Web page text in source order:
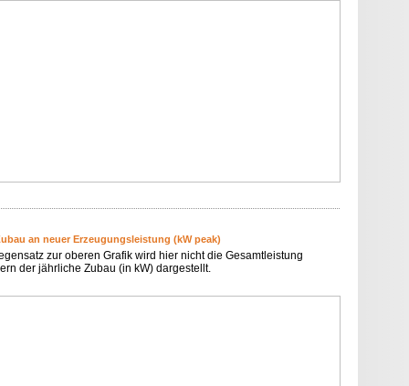
an neuer Erzeugungsleistung (kW peak)
zur oberen Grafik wird hier nicht die Gesamtleistung
der jährliche Zubau (in kW) dargestellt.